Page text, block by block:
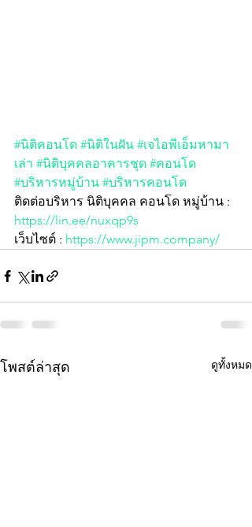
#นิติคอนโด #นิติในฝัน #เจไอพีเอ็มหามา
เล่า #นิติบุคคลอาคารชุด #คอนโด
#บริหารหมู่บ้าน #บริหารคอนโด
ติดต่อบริหาร นิติบุคคล คอนโด หมู่บ้าน :
https://lin.ee/nuxqp9s
เว็บไซต์ : https://www.jipm.company/
โพสต์ล่าสุด ดูทั้งหมด